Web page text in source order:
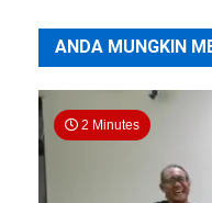
ANDA MUNGKIN
2 Minutes